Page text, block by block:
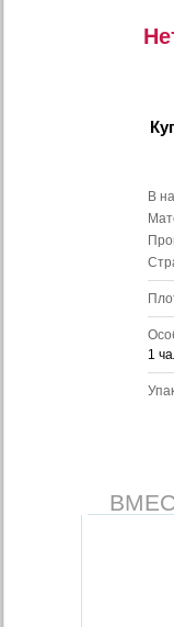
В
1